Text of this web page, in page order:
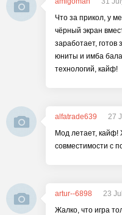
Что за прикол, у
чёрный экран
заработает, готов
юниты и имба
технологий, кайф!
alfatrade639
27
Мод летает, кайф!
совместимости с
artur--6898
23
Жалко, что игра